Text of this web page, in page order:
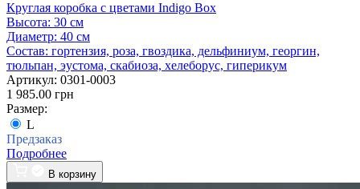
Круглая коробка с цветами Indigo Box
Высота: 30 см
Диаметр: 40 см
Состав: гортензия, роза, гвоздика, дельфиниум, георгин,
тюльпан, эустома, скабиоза, хелеборус, гиперикум
Артикул: 0301-0003
1 985.00 грн
Размер:
L
Предзаказ
Подробнее
В корзину